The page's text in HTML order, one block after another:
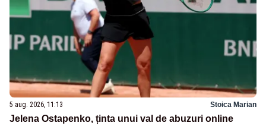
5 aug. 2026, 11:13 Stoica Marian
Jelena Ostapenko, ținta unui val de abuzuri online